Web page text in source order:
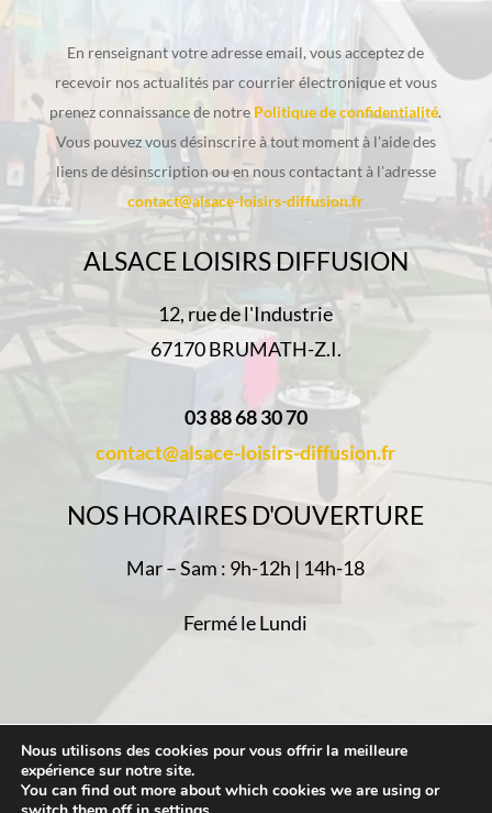
En renseignant votre adresse email, vous acceptez de
recevoir nos actualités par courrier électronique et vous
prenez connaissance de notre Politique de confidentialité.
Vous pouvez vous désinscrire à tout moment à l'aide des
liens de désinscription ou en nous contactant à l'adresse
contact@alsace-loisirs-diffusion.fr
ALSACE LOISIRS DIFFUSION
12, rue de l'Industrie
67170 BRUMATH-Z.I.
03 88 68 30 70
contact@alsace-loisirs-diffusion.fr
NOS HORAIRES D'OUVERTURE
Mar – Sam : 9h-12h | 14h-18
Fermé le Lundi
Politique de confidentialité- Mentions Légales
Plan du Site- Réalisé parWeb67
Nous utilisons des cookies pour vous offrir la meilleure
expérience sur notre site.
You can find out more about which cookies we are using or